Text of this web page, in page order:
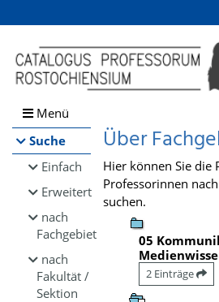
Browsen
direkt zum Inhalt
Menü
Suche
Einfach
Erweitert
nach
Fachgebiet
nach
Fakultät /
Sektion
Über
Hier können Sie die
Professorinnen
suchen.
05
2 Einträge